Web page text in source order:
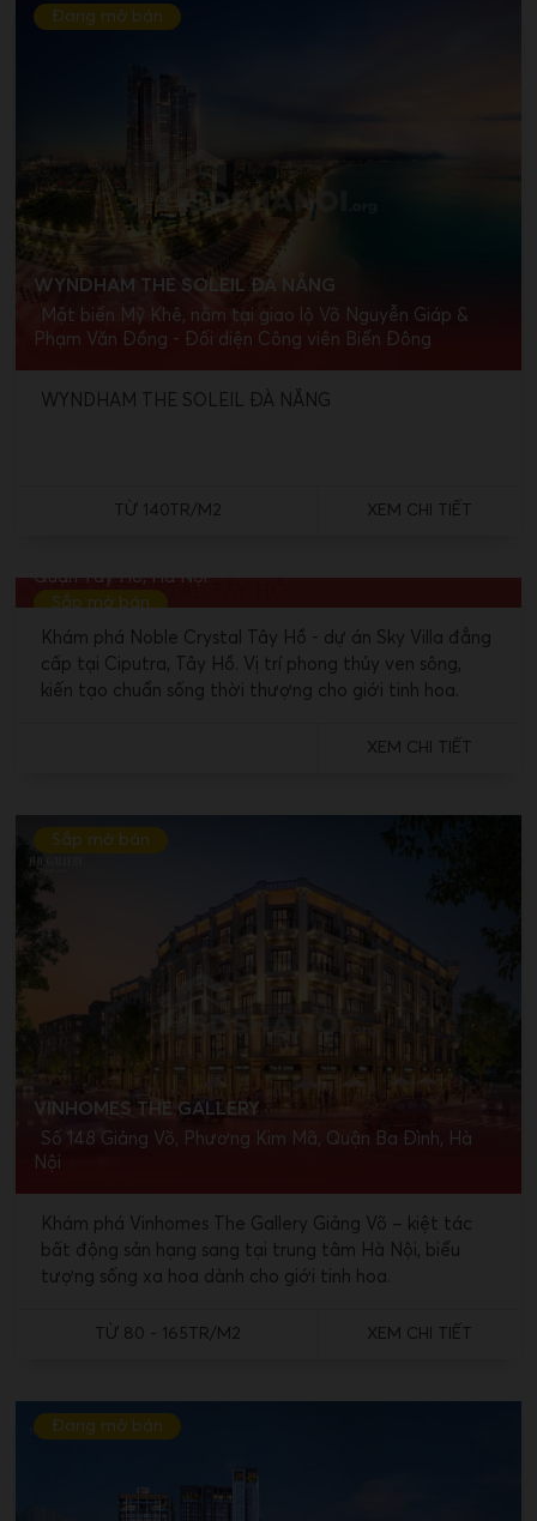
WYNDHAM THE SOLEIL ĐÀ NẴNG
Mặt biển Mỹ Khê, nằm tại giao lộ Võ Nguyễn Giáp &
Phạm Văn Đồng - Đối diện Công viên Biển Đông
Đang mở bán
WYNDHAM THE SOLEIL ĐÀ NẴNG
TỪ 140TR/M2 XEM CHI TIẾT
NOBLE CRYSTAL TÂY HỒ
Quận Tây Hồ, Hà Nội
Sắp mở bán
Khám phá Noble Crystal Tây Hồ - dự án Sky Villa đẳng
cấp tại Ciputra, Tây Hồ. Vị trí phong thủy ven sông,
kiến tạo chuẩn sống thời thượng cho giới tinh hoa.
XEM CHI TIẾT
VINHOMES THE GALLERY
Số 148 Giảng Võ, Phương Kim Mã, Quận Ba Đình, Hà
Nội
Sắp mở bán
Khám phá Vinhomes The Gallery Giảng Võ – kiệt tác
bất động sản hạng sang tại trung tâm Hà Nội, biểu
tượng sống xa hoa dành cho giới tinh hoa.
TỪ 80 - 165TR/M2 XEM CHI TIẾT
Đang mở bán